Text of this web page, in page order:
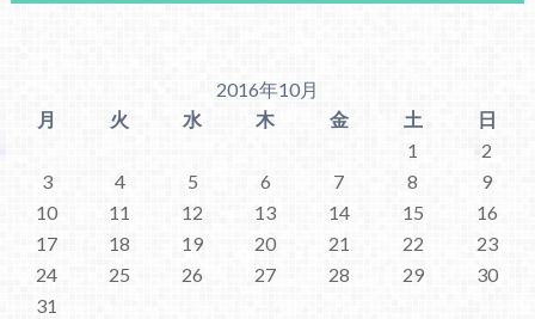
2016年10月
月
火 水 木 金 土
日
1
2
3
4 5 6 7 8
9
10
11 12 13 14 15
16
17
18 19 20 21 22
23
24
25 26 27 28 29
30
31